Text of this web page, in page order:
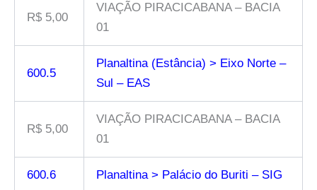
R$ 5,00
VIAÇÃO PIRACICABANA – BACIA
01
600.5
Planaltina (Estância) > Eixo Norte –
Sul – EAS
R$ 5,00
VIAÇÃO PIRACICABANA – BACIA
01
600.6 Planaltina > Palácio do Buriti – SIG